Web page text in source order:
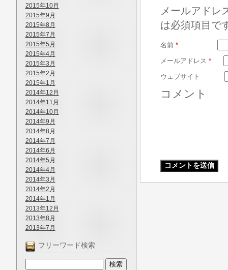
2015年10月
2015年9月
2015年8月
2015年7月
2015年5月
2015年4月
2015年3月
2015年2月
2015年1月
2014年12月
2014年11月
2014年10月
2014年9月
2014年8月
2014年7月
2014年6月
2014年5月
2014年4月
2014年3月
2014年2月
2014年1月
2013年12月
2013年8月
2013年7月
フリーワード検索
メールアドレ
は必須項目で
名前 *
メールアドレス *
ウェブサイト
コメント